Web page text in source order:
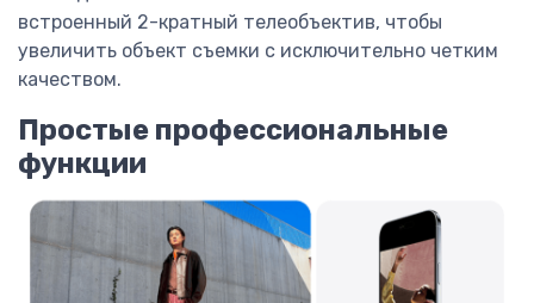
встроенный 2-кратный телеобъектив, чтобы
увеличить объект съемки с исключительно четким
качеством.
Простые профессиональные
функции